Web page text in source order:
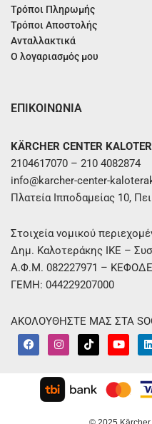
Τρόποι Πληρωμής
Τρόποι Αποστολής
Ανταλλακτικά
Ο λογαριασμός μου
ΕΠΙΚΟΙΝΩΝΙΑ
KÄRCHER CENTER
2104617070 – 210 4082874
info@karcher-center-
Πλατεία Ιπποδαμείας 10,
Στοιχεία νομικού
Δημ. Καλοτεράκης ΙΚΕ –
Α.Φ.Μ. 082227971 –
ΓΕΜΗ: 044229207000
ΑΚΟΛΟΥΘΗΣΤΕ ΜΑΣ ΣΤΑ
F
a
c
I
n
s
a
g
r
T
i
k
k
Y
o
u
u
b
i
i